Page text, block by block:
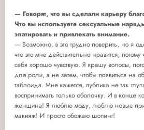
— Говорят, что вы сделали карьеру
Что вы используете сексуальные
эпатировать и привлекать внимание.
— Возможно, в это трудно поверить, но я
что это мне действительно нравится,
себя хорошо чувствую. Я крашу волосы,
для роли, а не затем, чтобы появиться на
таблоида. Мне кажется, публика не так
воспринимать только оболочку. И в конце
женщина! Я люблю моду, люблю новые
макияж! И просто обожаю шопинг!